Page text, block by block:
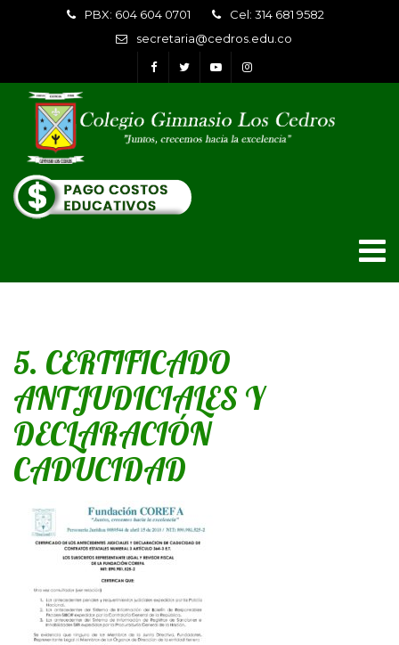
PBX: 604 604 0701
Cel: 314 681 9582
secretaria@cedros.edu.co
5. CERTIFICADO
ANTJUDICIALES Y
DECLARACIÓN
CADUCIDAD